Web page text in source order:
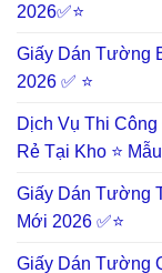
2026✅⭐
Giấy Dán Tường
2026 ✅ ⭐
Dịch Vụ Thi
Rẻ Tại Kho ⭐
Giấy Dán Tường
Mới 2026 ✅⭐
Giấy Dán Tường